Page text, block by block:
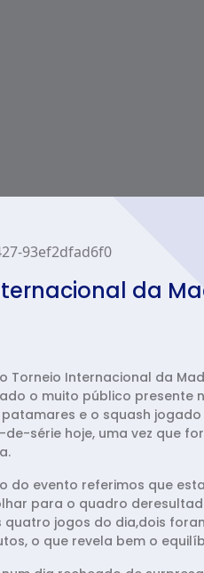
da
Torneio Internacional da
o muito público presente
e o squash
série hoje, uma vez que
evento referimos que
para o quadro
quatro jogos do dia,dois
o que revela bem o